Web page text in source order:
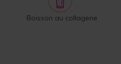
Boisson au collagene